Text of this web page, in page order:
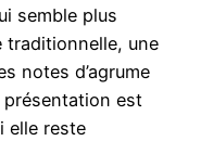
semble plus
traditionnelle, une
notes d’agrume
est
elle reste